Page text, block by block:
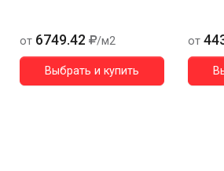
от 6749.42 /м2
Выбрать и купить
от